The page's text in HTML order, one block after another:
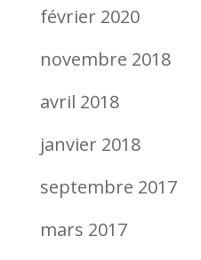
février 2020
novembre 2018
avril 2018
janvier 2018
septembre 2017
mars 2017